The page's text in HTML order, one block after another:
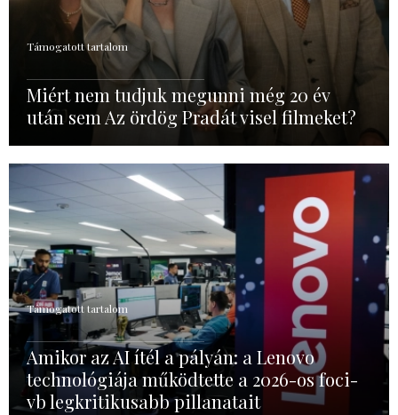
Támogatott tartalom
Miért nem tudjuk megunni még 20 év
után sem Az ördög Pradát visel filmeket?
Támogatott tartalom
Amikor az AI ítél a pályán: a Lenovo
technológiája működtette a 2026-os foci-
vb legkritikusabb pillanatait